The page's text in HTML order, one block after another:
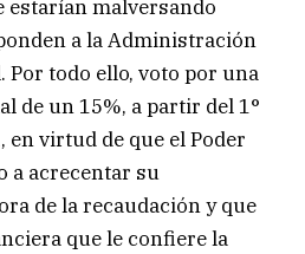
estarían malversando
a la Administración
Por todo ello, voto por una
de un 15%, a partir del 1°
en virtud de que el Poder
a acrecentar su
de la recaudación y que
que le confiere la